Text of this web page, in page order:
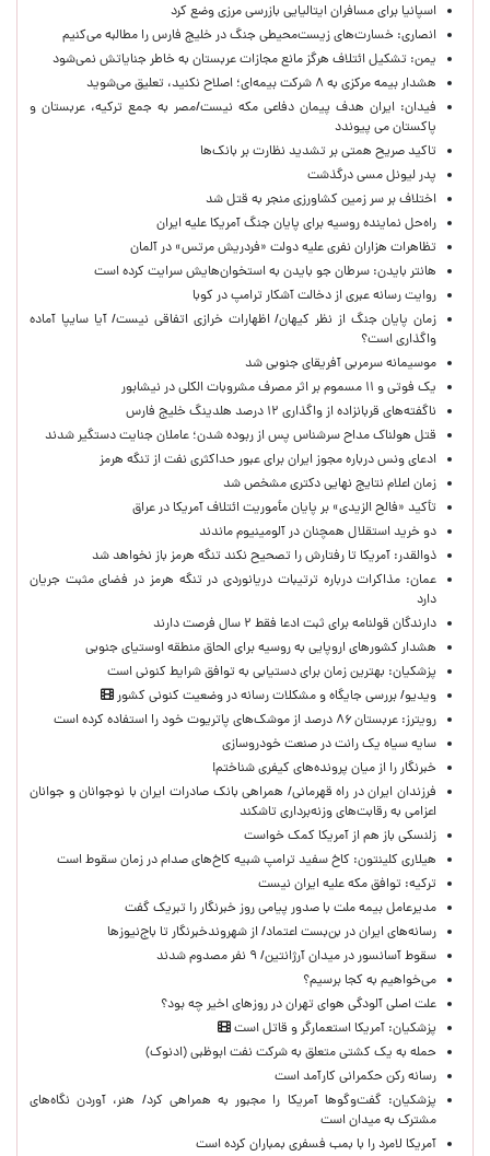
اسپانیا برای مسافران ایتالیایی بازرسی مرزی وضع کرد
انصاری: خسارت‌های زیست‌محیطی جنگ در خلیج فارس را مطالبه‌ می‌کنیم
یمن: تشکیل ائتلاف هرگز مانع مجازات عربستان به خاطر جنایاتش نمی‌شود
هشدار بیمه مرکزی به ۸ شرکت بیمه‌ای؛ اصلاح نکنید، تعلیق می‌شوید
فیدان: ایران هدف پیمان دفاعی مکه نیست/مصر به جمع ترکیه، عربستان و
پاکستان می پیوندد
تاکید صریح همتی بر تشدید نظارت بر بانک‌ها
پدر لیونل مسی درگذشت
اختلاف بر سر زمین کشاورزی منجر به قتل شد
راه‌حل نماینده روسیه برای پایان جنگ آمریکا علیه ایران
تظاهرات هزاران نفری علیه دولت «فردریش مرتس» در آلمان
هانتر بایدن: سرطان جو بایدن به استخوان‌هایش سرایت کرده است
روایت رسانه عبری از دخالت آشکار ترامپ در کوبا
زمان پایان جنگ از نظر کیهان/ اظهارات خرازی اتفاقی نیست/ آیا سایپا آماده
واگذاری است؟
موسیمانه سرمربی آفریقای جنوبی شد
یک فوتی و ۱۱ مسموم بر اثر مصرف مشروبات الکلی در نیشابور
ناگفته‌های قربانزاده از واگذاری ۱۲ درصد هلدینگ خلیج فارس
قتل هولناک مداح سرشناس پس از ربوده شدن؛ عاملان جنایت دستگیر شدند
ادعای ونس درباره مجوز ایران برای عبور حداکثری نفت از تنگه هرمز
زمان اعلام نتایج نهایی دکتری مشخص شد
تأکید «فالح الزیدی» بر پایان مأموریت ائتلاف آمریکا در عراق
دو خرید استقلال همچنان در آلومینیوم ماندند
ذوالقدر: آمریکا تا رفتارش را تصحیح نکند تنگه هرمز باز نخواهد شد
عمان: مذاکرات درباره ترتیبات دریانوردی در تنگه هرمز در فضای مثبت جریان
دارد
دارندگان قولنامه برای ثبت ادعا فقط ۲ سال فرصت دارند
هشدار کشورهای اروپایی به روسیه برای الحاق منطقه اوستیای جنوبی
پزشکیان‌: بهترین زمان برای دستیابی به توافق شرایط کنونی است
ویدیو/ بررسی جایگاه و مشکلات رسانه در وضعیت کنونی کشور
رویترز: عربستان ۸۶ درصد از موشک‌های پاتریوت خود را استفاده کرده است
سایه سیاه یک رانت در صنعت خودروسازی
خبرنگار را از میان پرونده‌های کیفری شناختم!
​فرزندان ایران در راه قهرمانی/ همراهی بانک صادرات ایران با نوجوانان و جوانان
اعزامی به رقابت‌های وزنه‌برداری تاشکند
زلنسکی باز هم از آمریکا کمک خواست
هیلاری کلینتون: کاخ سفید ترامپ شبیه کاخ‌های صدام در زمان سقوط است
ترکیه: توافق مکه علیه ایران نیست
مدیرعامل بیمه ملت با صدور پیامی روز خبرنگار را تبریک گفت
رسانه‌های ایران در بن‌بست اعتماد/ از شهروندخبرنگار تا باج‌نیوزها
سقوط آسانسور در میدان آرژانتین/ ۹ نفر مصدوم شدند
می‌خواهیم به کجا برسیم؟
علت اصلی آلودگی هوای تهران در روزهای اخیر چه بود؟
پزشکیان: آمریکا استعمارگر و قاتل است
حمله به یک کشتی متعلق به شرکت نفت ابوظبی (ادنوک)
رسانه رکن حکمرانی کارآمد است
پزشکیان: گفت‌وگوها آمریکا را مجبور به همراهی کرد/ هنر، آوردن نگاه‌های
مشترک به میدان است
آمریکا لامرد را با بمب فسفری بمباران کرده است